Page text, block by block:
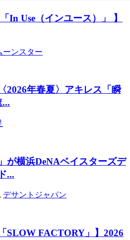
In Use（インユース）」 】
ーンスター
2026年春夏〉アキレス「瞬
が横浜DeNAベイスターズデ
...
, デサントジャパン
SLOW FACTORY」】2026